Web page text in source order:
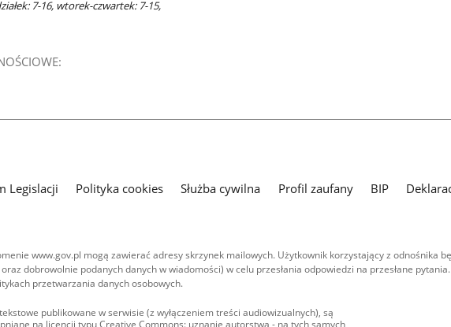
7-16, wtorek-czwartek: 7-15,
Legislacji Polityka cookies Służba cywilna Profil zaufany BIP
www.gov.pl mogą zawierać adresy skrzynek mailowych. Użytkownik korzystający z odnośnika
dobrowolnie podanych danych w wiadomości) w celu przesłania odpowiedzi na przesłane
przetwarzania danych osobowych.
publikowane w serwisie (z wyłączeniem treści audiowizualnych), są